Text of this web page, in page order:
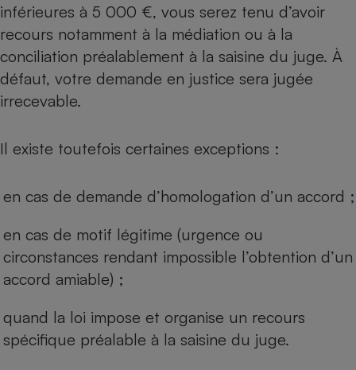
inférieures à 5 000 €, vous serez tenu d’avoir
recours notamment à la médiation ou à la
conciliation préalablement à la saisine du juge. À
défaut, votre demande en justice sera jugée
irrecevable.
Il existe toutefois certaines exceptions :
en cas de demande d’homologation d’un accord ;
en cas de motif légitime (urgence ou
circonstances rendant impossible l’obtention d’un
accord amiable) ;
quand la loi impose et organise un recours
spécifique préalable à la saisine du juge.